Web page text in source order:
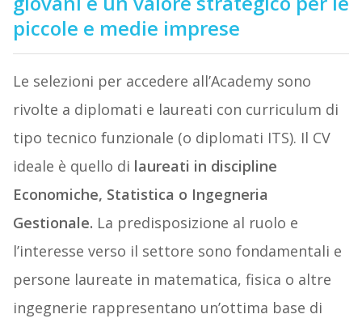
piccole e medie imprese
Le selezioni per accedere all’Academy sono
rivolte a diplomati e laureati con curriculum di
tipo tecnico funzionale (o diplomati ITS). Il CV
ideale è quello di laureati in discipline
Economiche, Statistica o Ingegneria
Gestionale. La predisposizione al ruolo e
l’interesse verso il settore sono fondamentali e
persone laureate in matematica, fisica o altre
ingegnerie rappresentano un’ottima base di